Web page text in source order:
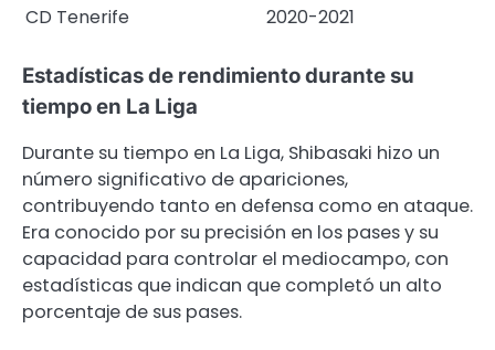
CD Tenerife
2020-2021
Estadísticas de rendimiento durante su
tiempo en La Liga
Durante su tiempo en La Liga, Shibasaki hizo un
número significativo de apariciones,
contribuyendo tanto en defensa como en ataque.
Era conocido por su precisión en los pases y su
capacidad para controlar el mediocampo, con
estadísticas que indican que completó un alto
porcentaje de sus pases.